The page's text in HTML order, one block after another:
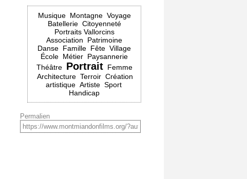
Musique Montagne Voyage
Batellerie Citoyenneté
Portraits Vallorcins
Association
Patrimoine
Danse Famille Fête Village
École Métier Paysannerie
Théâtre Portrait Femme
Architecture Terroir Création
artistique Artiste Sport
Handicap
Permalien